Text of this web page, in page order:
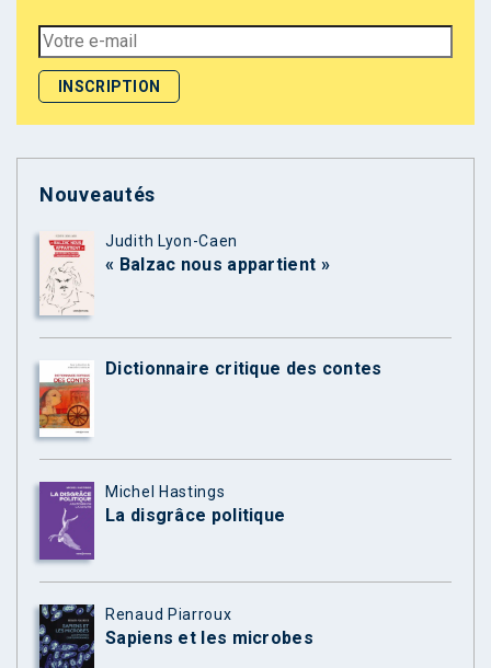
Nouveautés
Judith Lyon-Caen
« Balzac nous appartient »
Dictionnaire critique des contes
Michel Hastings
La disgrâce politique
Renaud Piarroux
Sapiens et les microbes